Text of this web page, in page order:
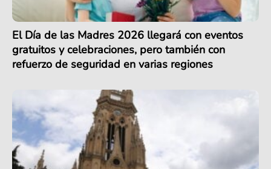
El Día de las Madres 2026 llegará con eventos
gratuitos y celebraciones, pero también con
refuerzo de seguridad en varias regiones